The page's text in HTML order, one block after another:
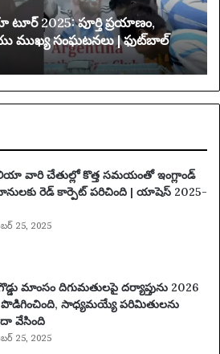
2025: పూర్తి ప్రయాణం,
ముఖ్య సంఘటనలు | ఫుట్‌బాల్
ది
వారి చేతుల్లో కొత్త సమయంతో ఇంగ్లాండ్
రెడ్ కార్పెట్ పరిచింది | యాషెస్ 2025-
25, 2025
మాంసం దిగుమతులపై దర్యాప్తును 2026
పొడిగించింది, సాధ్యమయ్యే పరిమితులను
వేసింది
25, 2025